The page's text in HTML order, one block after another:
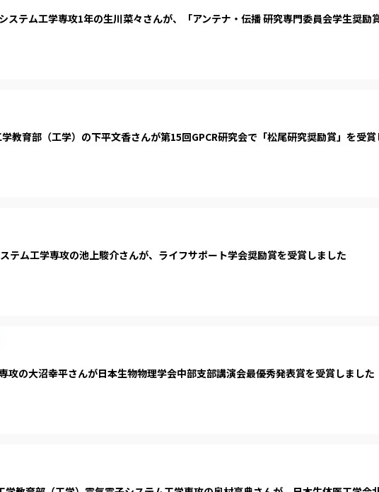
ステム工学専攻1年の生川菜々さんが、「アンテナ・伝播 研究専門委員会学生奨励
教育部（工学）の下平文香さんが第15回GPCR研究会で「松尾研究奨励賞」を受
テム工学専攻の池上駿介さんが、ライフサポート学会奨励賞を受賞しました
攻の大沼幸平さんが日本生物物理学会中部支部講演会最優秀発表賞を受賞しました